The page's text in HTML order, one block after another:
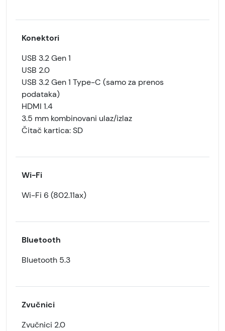
Konektori
USB 3.2 Gen 1
USB 2.0
USB 3.2 Gen 1 Type-C (samo za prenos
podataka)
HDMI 1.4
3.5 mm kombinovani ulaz/izlaz
Čitač kartica: SD
Wi-Fi
Wi-Fi 6 (802.11ax)
Bluetooth
Bluetooth 5.3
Zvučnici
Zvučnici 2.0